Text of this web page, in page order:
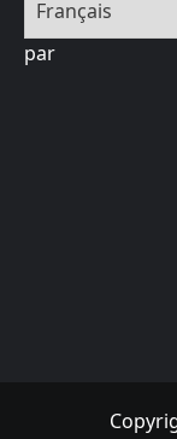
par